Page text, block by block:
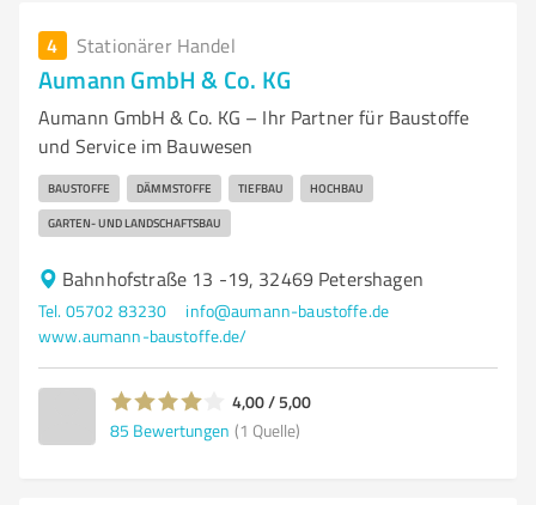
4 Stationärer Handel
Aumann GmbH & Co. KG
Aumann GmbH & Co. KG – Ihr Partner für Baustoffe
und Service im Bauwesen
BAUSTOFFE DÄMMSTOFFE TIEFBAU HOCHBAU
GARTEN- UND LANDSCHAFTSBAU
Bahnhofstraße 13 -19, 32469 Petershagen
Tel. 05702 83230
info@aumann-baustoffe.de
www.aumann-baustoffe.de/
4,00 / 5,00
85 Bewertungen (1 Quelle)